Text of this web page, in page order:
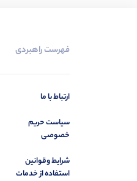
700میل
750میل
800 میل
فهرست راهبردی
ارتباط با ما
سیاست حریم
خصوصی
شرایط وقوانین
استفاده از خدمات